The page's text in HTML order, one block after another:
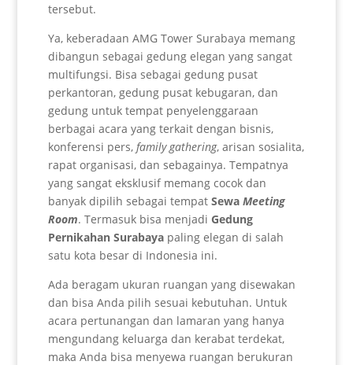
tersebut.
Ya, keberadaan AMG Tower Surabaya memang
dibangun sebagai gedung elegan yang sangat
multifungsi. Bisa sebagai gedung pusat
perkantoran, gedung pusat kebugaran, dan
gedung untuk tempat penyelenggaraan
berbagai acara yang terkait dengan bisnis,
konferensi pers, family gathering, arisan sosialita,
rapat organisasi, dan sebagainya. Tempatnya
yang sangat eksklusif memang cocok dan
banyak dipilih sebagai tempat Sewa Meeting
Room. Termasuk bisa menjadi Gedung
Pernikahan Surabaya paling elegan di salah
satu kota besar di Indonesia ini.
Ada beragam ukuran ruangan yang disewakan
dan bisa Anda pilih sesuai kebutuhan. Untuk
acara pertunangan dan lamaran yang hanya
mengundang keluarga dan kerabat terdekat,
maka Anda bisa menyewa ruangan berukuran